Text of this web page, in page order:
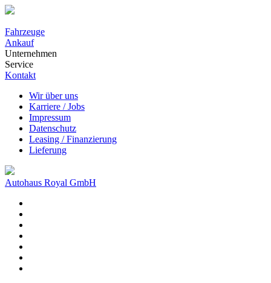
Fahrzeuge
Ankauf
Unternehmen
Service
Kontakt
Wir über uns
Karriere / Jobs
Impressum
Datenschutz
Leasing / Finanzierung
Lieferung
Autohaus Royal GmbH